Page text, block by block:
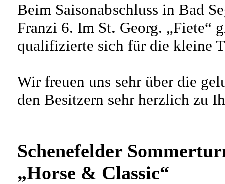
Beim Saisonabschluss in Bad
Franzi 6. Im St. Georg. „Fiete“
qualifizierte sich für die kleine
Wir freuen uns sehr über die
den Besitzern sehr herzlich zu
Schenefelder
„Horse & Classic“